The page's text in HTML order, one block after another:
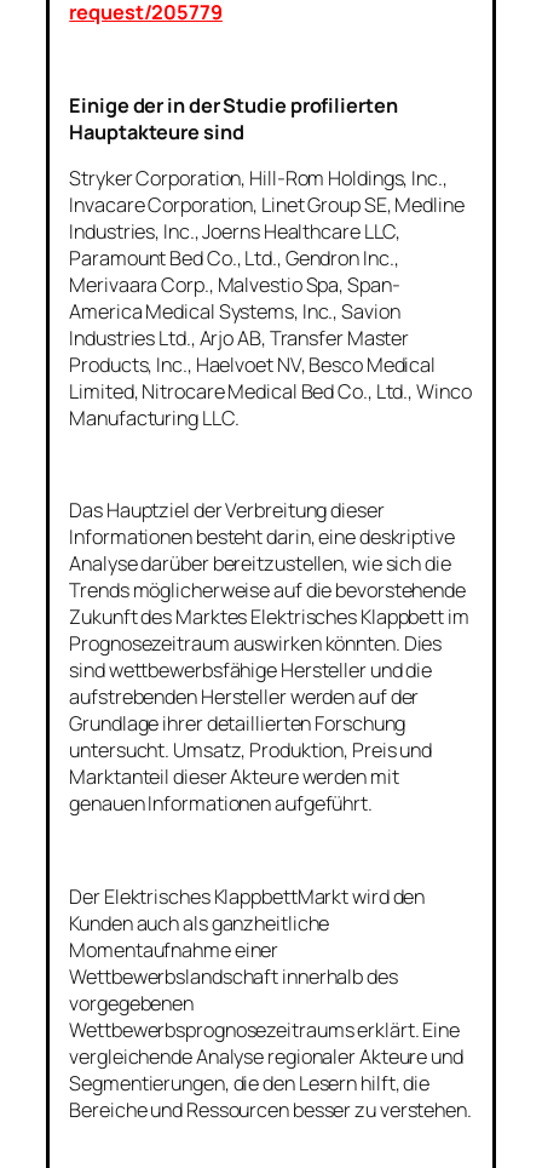
request/205779
Einige der in der Studie profilierten
Hauptakteure sind
Stryker Corporation, Hill-Rom Holdings, Inc.,
Invacare Corporation, Linet Group SE, Medline
Industries, Inc., Joerns Healthcare LLC,
Paramount Bed Co., Ltd., Gendron Inc.,
Merivaara Corp., Malvestio Spa, Span-
America Medical Systems, Inc., Savion
Industries Ltd., Arjo AB, Transfer Master
Products, Inc., Haelvoet NV, Besco Medical
Limited, Nitrocare Medical Bed Co., Ltd., Winco
Manufacturing LLC.
Das Hauptziel der Verbreitung dieser
Informationen besteht darin, eine deskriptive
Analyse darüber bereitzustellen, wie sich die
Trends möglicherweise auf die bevorstehende
Zukunft des Marktes Elektrisches Klappbett im
Prognosezeitraum auswirken könnten. Dies
sind wettbewerbsfähige Hersteller und die
aufstrebenden Hersteller werden auf der
Grundlage ihrer detaillierten Forschung
untersucht. Umsatz, Produktion, Preis und
Marktanteil dieser Akteure werden mit
genauen Informationen aufgeführt.
Der Elektrisches KlappbettMarkt wird den
Kunden auch als ganzheitliche
Momentaufnahme einer
Wettbewerbslandschaft innerhalb des
vorgegebenen
Wettbewerbsprognosezeitraums erklärt. Eine
vergleichende Analyse regionaler Akteure und
Segmentierungen, die den Lesern hilft, die
Bereiche und Ressourcen besser zu verstehen.